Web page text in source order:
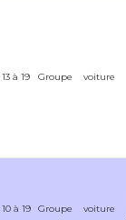
13 à 19 Groupe voiture
10 à 19 Groupe voiture